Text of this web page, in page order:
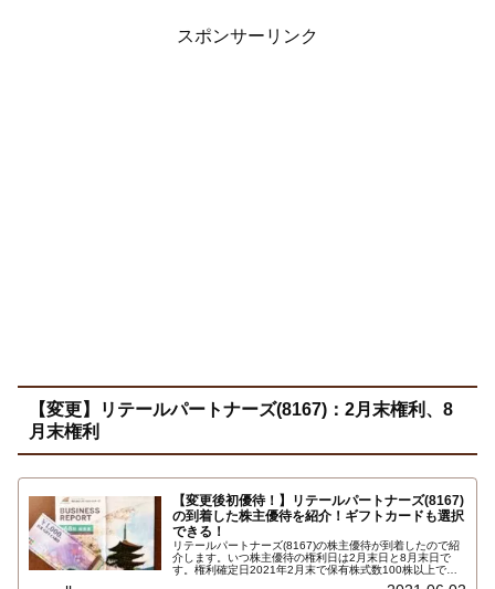
スポンサーリンク
【変更】リテールパートナーズ(8167)：2月末権利、8
月末権利
【変更後初優待！】リテールパートナーズ(8167)
の到着した株主優待を紹介！ギフトカードも選択
できる！
リテールパートナーズ(8167)の株主優待が到着したので紹
介します。いつ株主優待の権利日は2月末日と8月末日で
す。権利確定日2021年2月末で保有株式数100株以上で、